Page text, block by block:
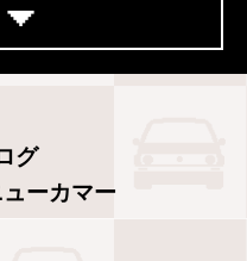
グ
ーカマー